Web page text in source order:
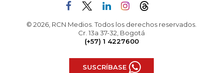
© 2026, RCN Medios. Todos los derechos reservados.
Cr. 13a 37-32, Bogotá
(+57) 1 4227600
SUSCRÍBASE